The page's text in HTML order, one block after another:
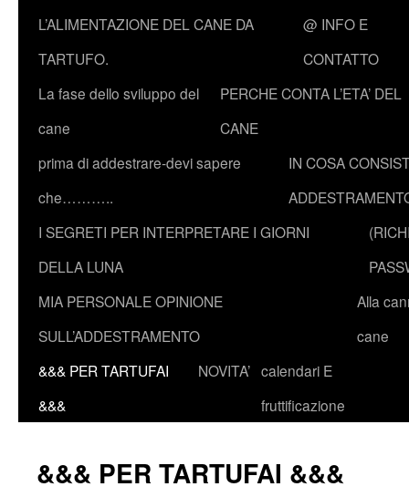
L’ALIMENTAZIONE DEL CANE DA
TARTUFO.
@ INFO E
CONTATTO
La fase dello sviluppo del
cane
PERCHE CONTA L’ETA’ DEL
CANE
prima di addestrare-devi sapere
che………..
IN COSA
I SEGRETI PER INTERPRETARE I GIORNI
DELLA LUNA
MIA PERSONALE OPINIONE
SULL’ADDESTRAMENTO
Alla
cane
&&& PER TARTUFAI
&&&
NOVITA’ calendari E
fruttificazione
&&& PER TARTUFAI &&&